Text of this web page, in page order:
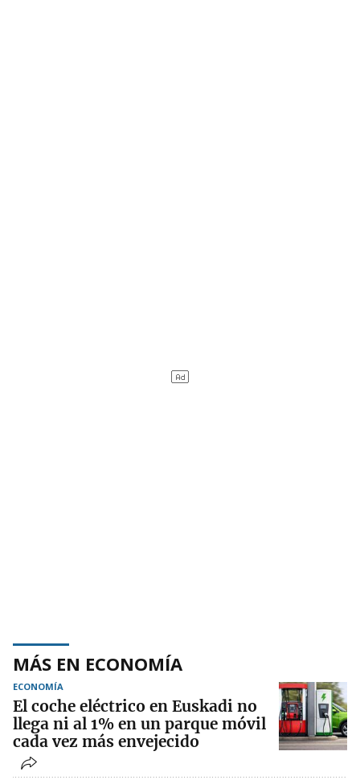
MÁS EN ECONOMÍA
ECONOMÍA
El coche eléctrico en Euskadi no
llega ni al 1% en un parque móvil
cada vez más envejecido